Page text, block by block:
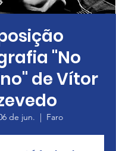
"No
de Vítor
de jun.
  |
Faro